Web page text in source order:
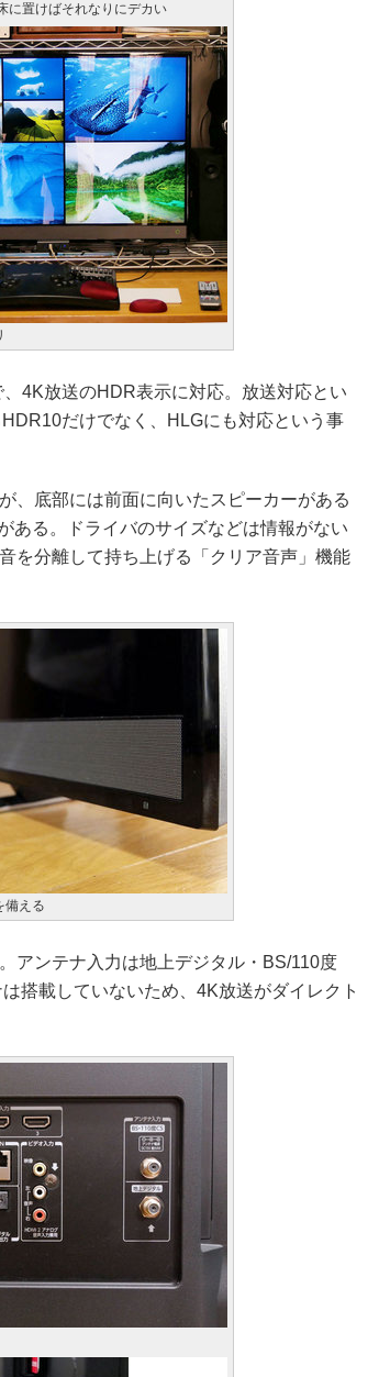
に置けばそれなりにデカい
4K放送のHDR表示に対応。放送対応とい
だけでなく、HLGにも対応という事
、底部には前面に向いたスピーカーがある
ある。ドライバのサイズなどは情報がない
を分離して持ち上げる「クリア音声」機能
備える
アンテナ入力は地上デジタル・BS/110度
搭載していないため、4K放送がダイレクト